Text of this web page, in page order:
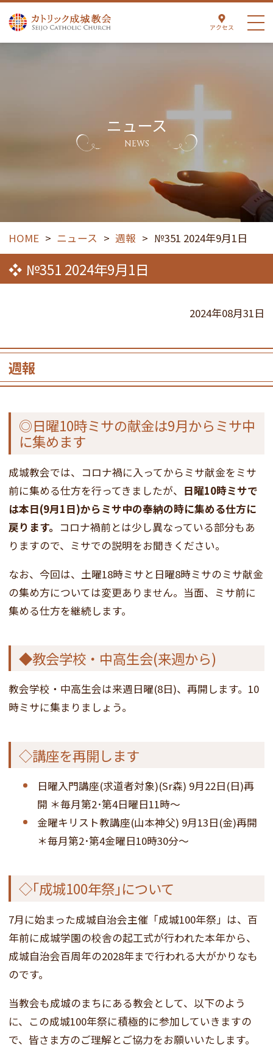
アクセス
ニュース
NEWS
HOME > ニュース > 週報 > №351 2024年9月1日
№351 2024年9月1日
2024年08月31日
週報
◎日曜10時ミサの献金は9月からミサ中
に集めます
成城教会では、コロナ禍に入ってからミサ献金をミサ
前に集める仕方を行ってきましたが、 日曜10時ミサで
は本日(9月1日)からミサ中の奉納の時に集める仕方に
戻ります。 コロナ禍前とは少し異なっている部分もあ
りますので、ミサでの説明をお聞きください。
なお、今回は、土曜18時ミサと日曜8時ミサのミサ献金
の集め方については変更ありません。当面、ミサ前に
集める仕方を継続します。
◆教会学校・中高生会(来週から)
教会学校・中高生会は来週日曜(8日)、再開します。10
時ミサに集まりましょう。
◇講座を再開します
日曜入門講座(求道者対象)(Sr森) 9月22日(日)再
開 ＊毎月第2･第4日曜日11時～
金曜キリスト教講座(山本神父) 9月13日(金)再開
＊毎月第2･第4金曜日10時30分～
◇｢成城100年祭｣について
7月に始まった成城自治会主催「成城100年祭」は、百
年前に成城学園の校舎の起工式が行われた本年から、
成城自治会百周年の2028年まで行われる大がかりなも
のです。
当教会も成城のまちにある教会として、以下のよう
に、この成城100年祭に積極的に参加していきますの
で、皆さま方のご理解とご協力をお願いいたします。